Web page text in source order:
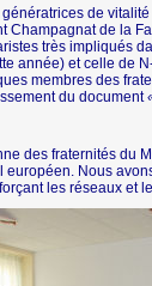
de
Champagnat de la
très impliqués
année) et celle de
membres des
du document
des fraternités du
Nous
les réseaux et